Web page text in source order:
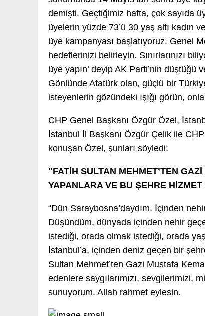
demişti. Geçtiğimiz hafta, çok sayıda
üyelerin yüzde 73’ü 30 yaş altı kadın
üye kampanyası başlatıyoruz. Genel
hedeflerinizi belirleyin. Sınırlarınızı
üye yapın’ deyip AK Parti’nin
Gönlünde Atatürk olan, güçlü bir
isteyenlerin gözündeki ışığı görün,
CHP Genel Başkanı Özgür Özel,
İstanbul İl Başkanı Özgür Çelik ile
konuşan Özel, şunları söyledi:
"FATİH SULTAN MEHMET’TEN
YAPANLARA VE BU ŞEHRE
“Dün Saraybosna’daydım. İçinden
Düşündüm, dünyada içinden nehir
istediği, orada olmak istediği, orada
İstanbul’a, içinden deniz geçen bir
Sultan Mehmet’ten Gazi Mustafa
edenlere saygılarımızı, sevgilerimizi,
sunuyorum. Allah rahmet eylesin.